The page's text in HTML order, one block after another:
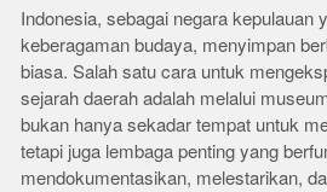
Indonesia, sebagai negara kepulauan
keberagaman budaya, menyimpan
biasa. Salah satu cara untuk
sejarah daerah adalah melalui
bukan hanya sekadar tempat untuk
tetapi juga lembaga penting yang
mendokumentasikan, melestarikan,